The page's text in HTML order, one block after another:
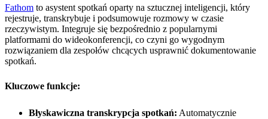
Fathom to asystent spotkań oparty na sztucznej inteligencji, który
rejestruje, transkrybuje i podsumowuje rozmowy w czasie
rzeczywistym. Integruje się bezpośrednio z popularnymi
platformami do wideokonferencji, co czyni go wygodnym
rozwiązaniem dla zespołów chcących usprawnić dokumentowanie
spotkań.
Kluczowe funkcje:
Błyskawiczna transkrypcja spotkań: Automatycznie